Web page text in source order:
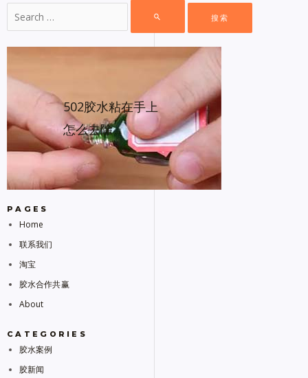
502胶水粘在手上
怎么去除
PAGES
Home
联系我们
淘宝
胶水合作共赢
About
CATEGORIES
胶水案例
胶新闻